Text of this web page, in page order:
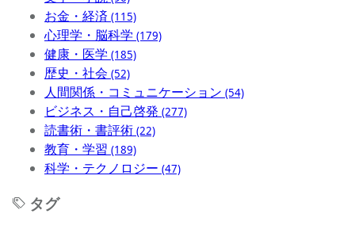
お金・経済 (115)
心理学・脳科学 (179)
健康・医学 (185)
歴史・社会 (52)
人間関係・コミュニケーション (54)
ビジネス・自己啓発 (277)
読書術・書評術 (22)
教育・学習 (189)
科学・テクノロジー (47)
タグ